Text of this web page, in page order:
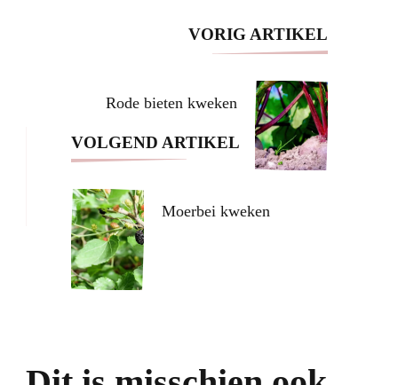
Post
VORIG ARTIKEL
Rode bieten kweken
VOLGEND ARTIKEL
Moerbei kweken